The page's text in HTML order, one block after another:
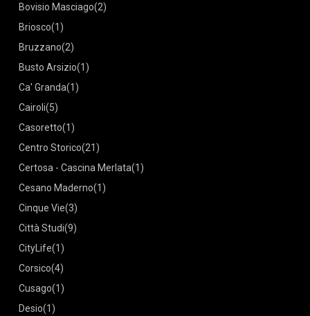
Bovisio Masciago(2)
Briosco(1)
Bruzzano(2)
Busto Arsizio(1)
Ca' Granda(1)
Cairoli(5)
Casoretto(1)
Centro Storico(21)
Certosa - Cascina Merlata(1)
Cesano Maderno(1)
Cinque Vie(3)
Città Studi(9)
CityLife(1)
Corsico(4)
Cusago(1)
Desio(1)